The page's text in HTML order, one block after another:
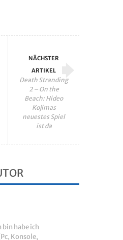
NÄCHSTER
ARTIKEL
Death Stranding
2 – On the
Beach: Hideo
Kojimas
neuestes Spiel
ist da
bin habe ich
Konsole,